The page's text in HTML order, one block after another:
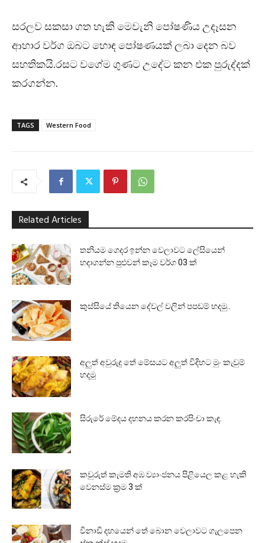
සරලව සකසා ගත හැකි මෙවැනි පෝෂණිය උදෑසන
ආහාර වර්ග ඔබට හොඳ පෝෂණයක් ලබා දෙන බව
සහතිකයි.රසට වගේම ගුණට උදේට කන එක පුරුද්දක්
කරගන්න.
TAGS Western Food
Related Articles
තනියම ගෙදර ඉන්න වෙලාවට ලේසියෙන්
හදාගන්න පුළුවන් කෑම වර්ග 03 ක්
කුස්සියේ තියෙන දේවල් වලින් පපඩම් හදමු..
අලුත් අවුරුදු තේ මේසයට අලුත් විදිහට මුං කැවුම්
හදමු
සිරුරේ මේදය දහනය කරන කරපිංචා කැඳ.
කවුරුත් කැමති අඹ ව්‍යාංජනය පිළියෙල කළ හැකි
වෙනස්ම ක්‍රම 3 ක්
විනාඩි දහයෙන් තේ බොන වෙලාවට ගැලපෙන